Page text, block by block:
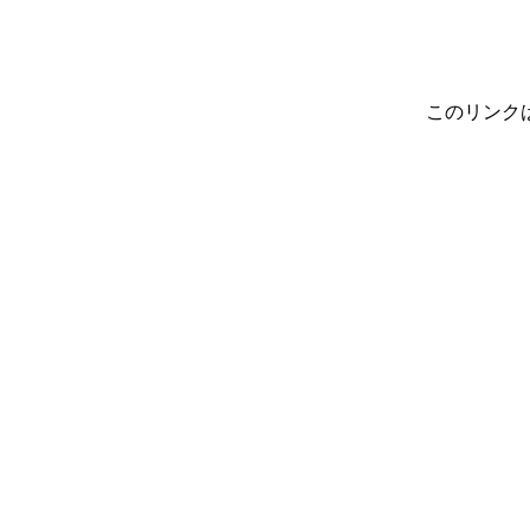
このリンク